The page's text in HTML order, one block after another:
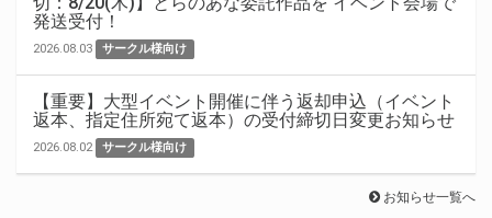
発送受付！
2026.08.03 サークル様向け
【重要】大型イベント開催に伴う返却申込（イベント
返本、指定住所宛て返本）の受付締切日変更お知らせ
2026.08.02 サークル様向け
お知らせ一覧へ